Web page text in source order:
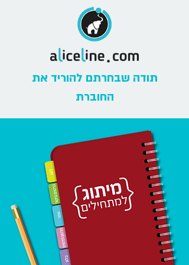
תודה שבחרתם להוריד את
החוברת